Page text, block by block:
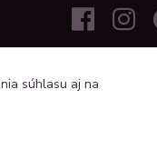
súhlasu aj na